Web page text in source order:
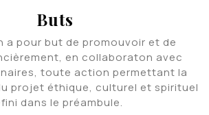
Buts
a pour but de promouvoir et de
en collaboraton avec
toute action permettant la
projet éthique, culturel et spirituel
dans le préambule.